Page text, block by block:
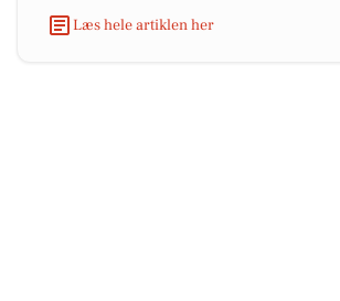
Læs hele artiklen her